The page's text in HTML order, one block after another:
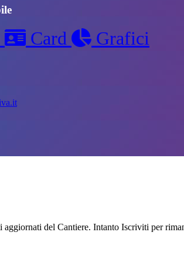
Card Grafici
del Cantiere. Intanto Iscriviti per